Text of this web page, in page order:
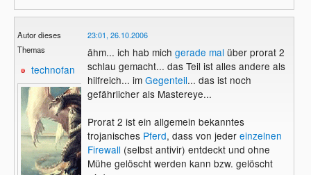
Autor dieses
Themas
technofan
23:01, 26.10.2006
ähm... ich hab mich gerade mal über prorat 2
schlau gemacht... das Teil ist alles andere als
hilfreich... im Gegenteil... das ist noch
gefährlicher als Mastereye...
Prorat 2 ist ein allgemein bekanntes
trojanisches Pferd, dass von jeder einzelnen
Firewall (selbst antivir) entdeckt und ohne
Mühe gelöscht werden kann bzw. gelöscht